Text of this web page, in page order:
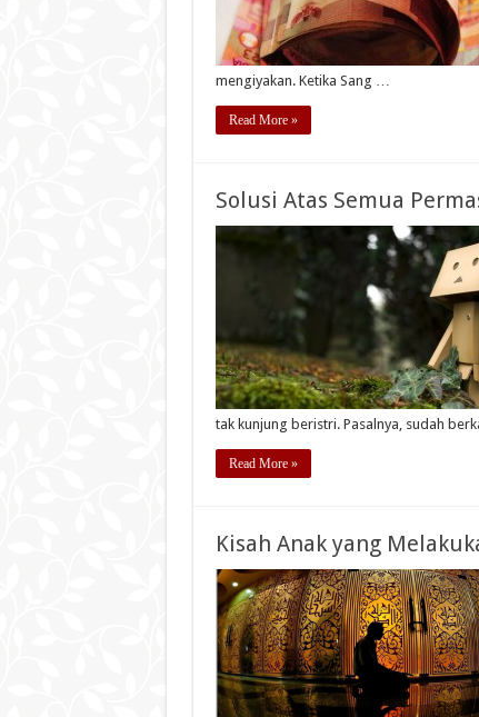
mengiyakan. Ketika Sang …
Read More »
Solusi Atas Semua
tak kunjung beristri. Pasalnya, sudah
Read More »
Kisah Anak yang